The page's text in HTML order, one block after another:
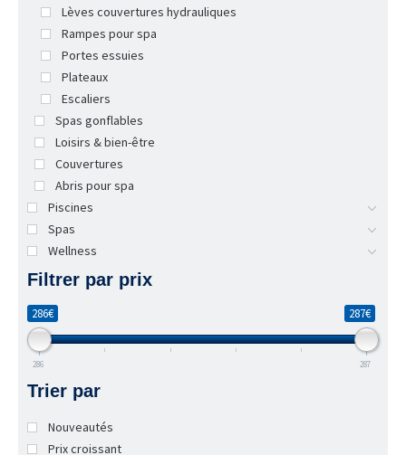
Lèves couvertures hydrauliques
Rampes pour spa
Portes essuies
Plateaux
Escaliers
Spas gonflables
Loisirs & bien-être
Couvertures
Abris pour spa
Piscines
Spas
Wellness
Filtrer par prix
286€ 287€
286 287
Trier par
Nouveautés
Prix croissant